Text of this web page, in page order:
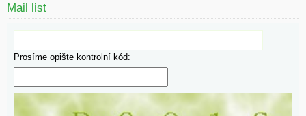
Mail list
Prosíme opište kontrolní kód: